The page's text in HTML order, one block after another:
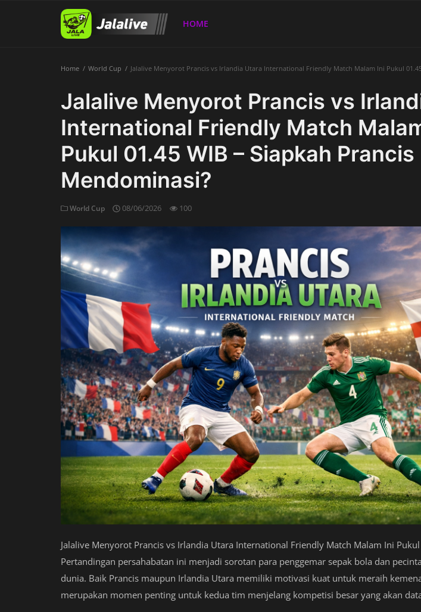
HOME
Home World Cup Jalalive Menyorot Prancis vs Irlandia Utara International Friendly Match Malam Ini Pukul
Jalalive Menyorot Prancis vs
International Friendly Match
Pukul 01.45 WIB – Siapkah Prancis
Mendominasi?
World Cup 08/06/2026 100
Jalalive Menyorot Prancis vs Irlandia Utara International Friendly Match Malam Ini
Pertandingan persahabatan ini menjadi sorotan para penggemar sepak bola dan
dunia. Baik Prancis maupun Irlandia Utara memiliki motivasi kuat untuk meraih
merupakan momen penting untuk kedua tim menjelang kompetisi besar yang akan